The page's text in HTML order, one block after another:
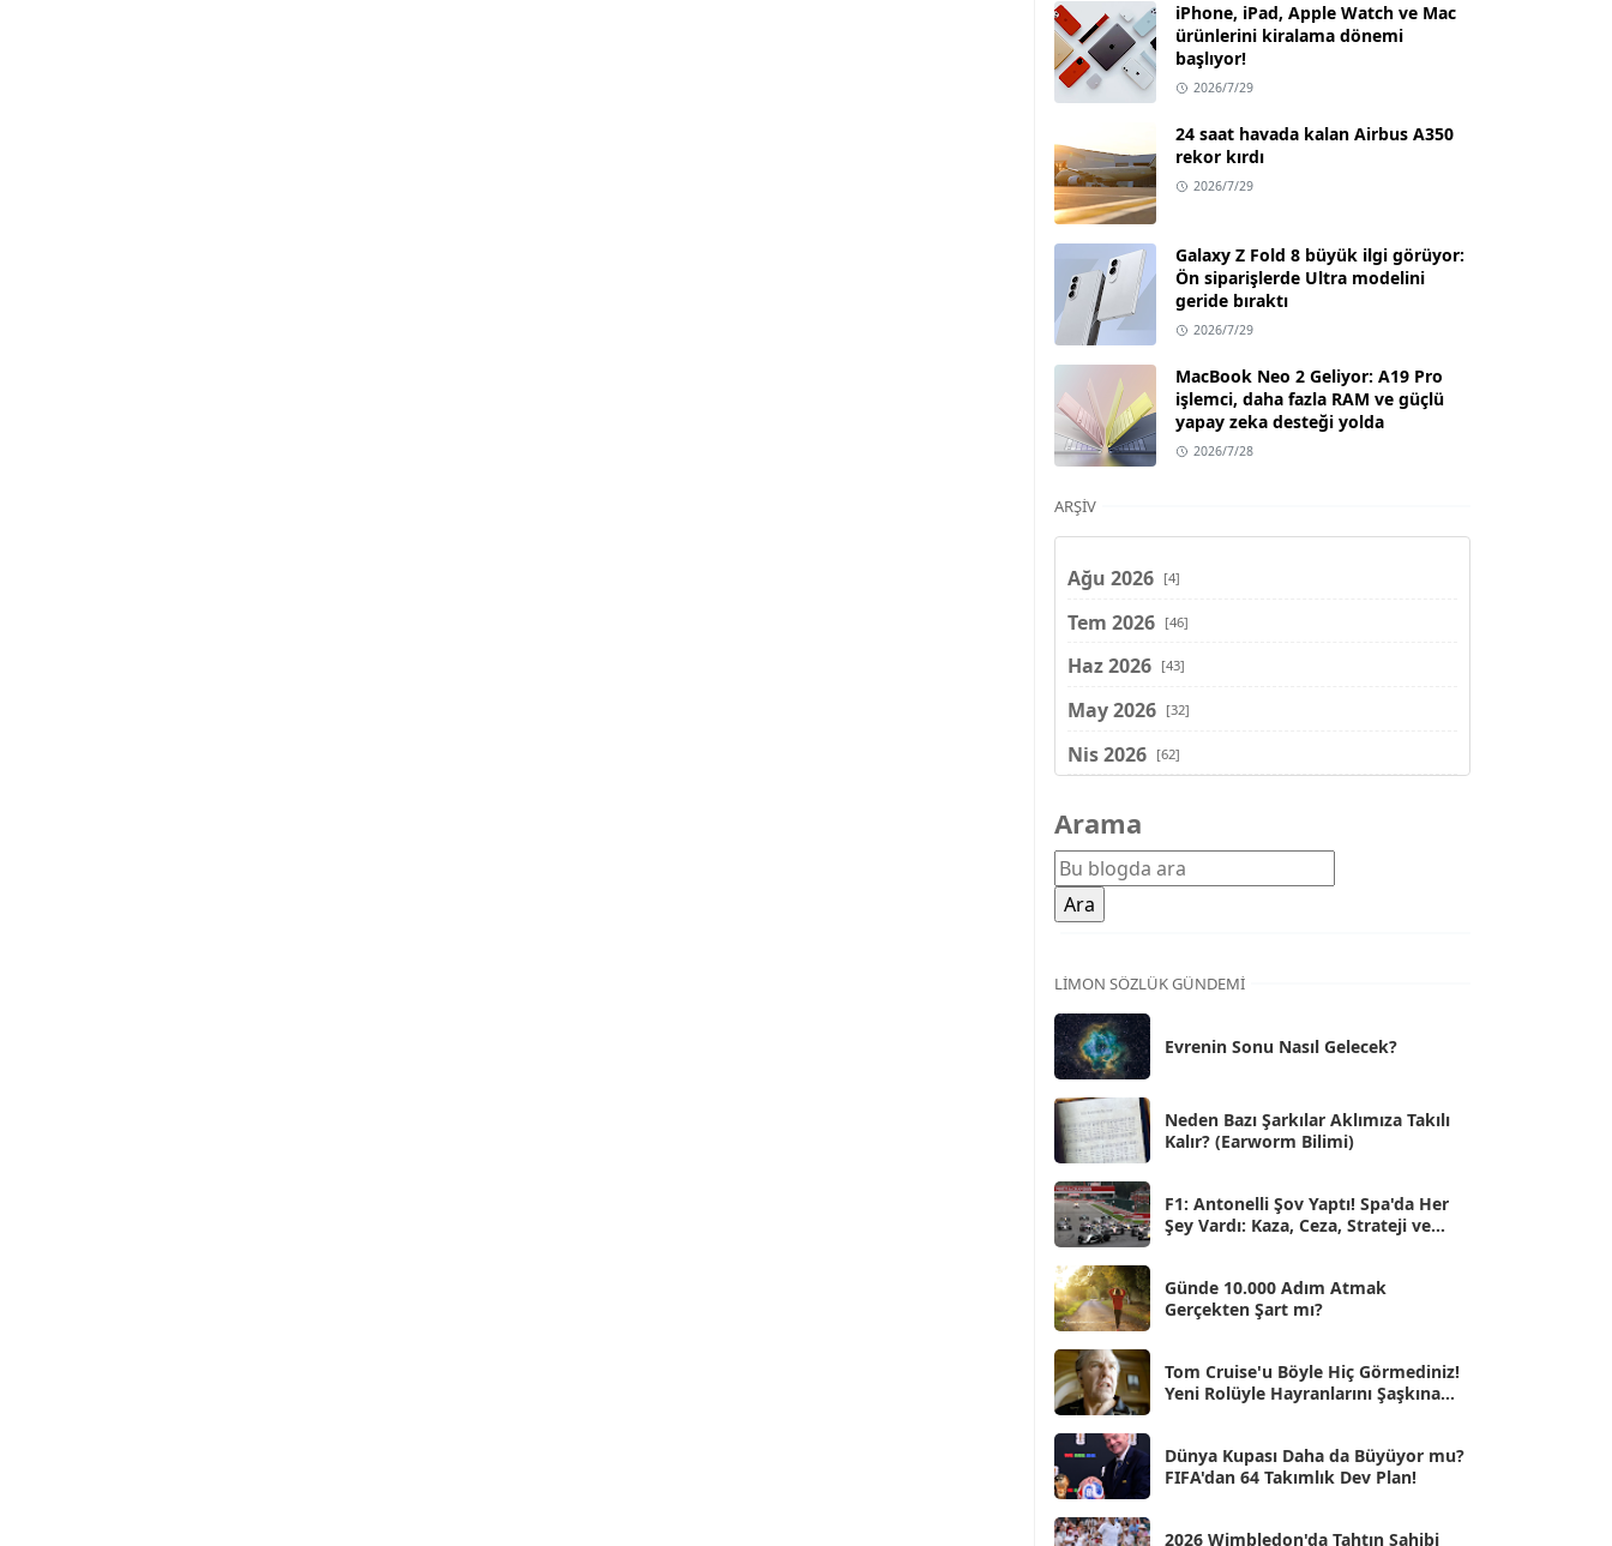
iPhone, iPad, Apple Watch ve Mac
ürünlerini kiralama dönemi
başlıyor!
2026/7/29
24 saat havada kalan Airbus A350
rekor kırdı
2026/7/29
Galaxy Z Fold 8 büyük ilgi görüyor:
Ön siparişlerde Ultra modelini
geride bıraktı
2026/7/29
MacBook Neo 2 Geliyor: A19 Pro
işlemci, daha fazla RAM ve güçlü
yapay zeka desteği yolda
2026/7/28
ARŞIV
Ağu 2026 [4]
Tem 2026 [46]
Haz 2026 [43]
May 2026 [32]
Nis 2026 [62]
Şub 2026
Oca 2026 [72]
Ara 2025
Kas 2025
Eki 2025
Eyl 2025
Ağu 2025
Tem 2025 [45]
Haz 2025
May 2025 [54]
Nis 2025 [56]
Mar 2025
Şub 2025 [57]
Oca 2025
Ara 2024 [25]
Kas 2024
Arama
LIMON SÖZLÜK GÜNDEMI
Evrenin Sonu Nasıl Gelecek?
Neden Bazı Şarkılar Aklımıza Takılı
Kalır? (Earworm Bilimi)
F1: Antonelli Şov Yaptı! Spa'da Her
Şey Vardı: Kaza, Ceza, Strateji ve
Günde 10.000 Adım Atmak
Gerçekten Şart mı?
Tom Cruise'u Böyle Hiç Görmediniz!
Yeni Rolüyle Hayranlarını Şaşkına
Dünya Kupası Daha da Büyüyor mu?
FIFA'dan 64 Takımlık Dev Plan!
2026 Wimbledon'da Tahtın Sahibi